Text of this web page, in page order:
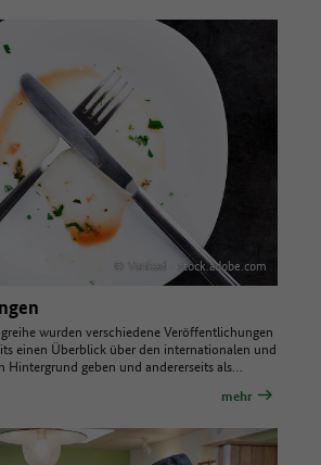
© Vankad - stock.adobe.com
wurden verschiedene Veröffentlichungen
einen Überblick über den internationalen und
Hintergrund geben und andererseits als…
mehr